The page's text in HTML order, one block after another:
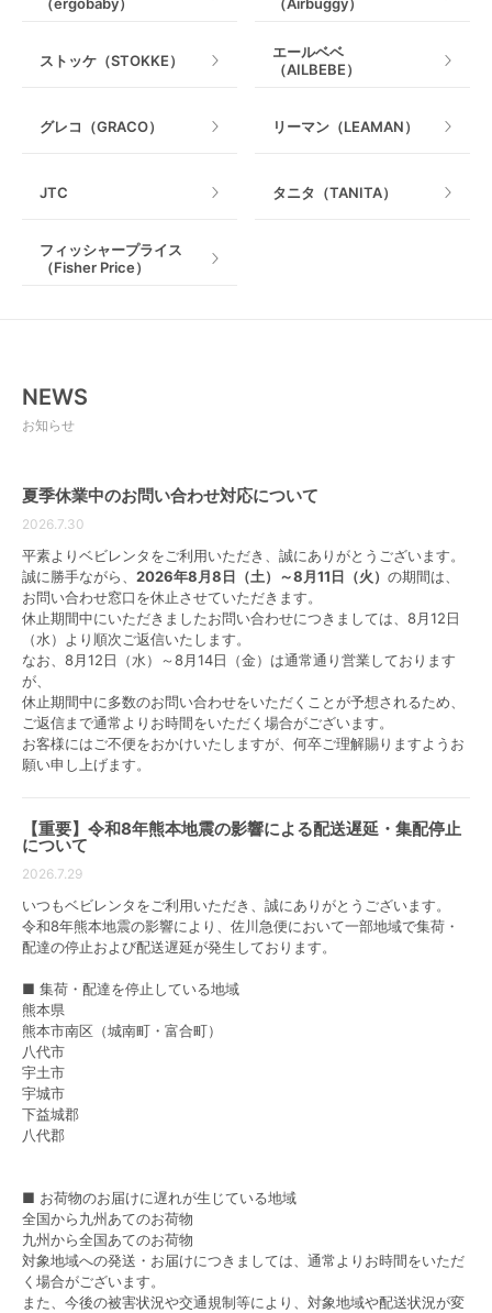
やメーカーはレンタルとして取り扱っていない場合も
あます。
汚れが気になるかもしれません。レンタルショップに
よっては、ベビー用品の清潔さ・安全性を確保するた
もあります。どうしても気になるのであれば、少し割
高にはなりますが、新品をレンタルできるレンタルシ
長期間または複数の子供が使用する予定のベビー用品
に対しては、購入のほうがお得となるケースがありま
回す方が借りるよりもコスパ的によく、費用を抑える
ことができます。
信頼できるベビー用品レンタルショップを見つけるた
めには、レビューを読んだり知り合いから紹介しても
らうなどして、しっかりと事前に調査を行うのがおす
すめです。
▼こちらでもっと詳しく解説しています▼
は？購入とレンタルで後悔しない方法を解説
レンタルが安いベビー用品！選び方もご紹
ベビー用品はサイズや仕様が様々なので、ご家庭の使
用目的に合わせて選ぶのがおすすめです。
にご紹介します。
ベビーベッド
ベビーベッドはベビー用品の中でも購入を悩む人が多
いアイテムですが、赤ちゃんが快適で安全な環境で過
ごすために大切なものです。しかし、つかまり立ちを
始める半年ごろには使用をやめるママがほとんどで
す。その為、ベビーベッドは購入するよりレンタルす
るほうがおすすめです。
部屋の床上10cmまでは、目に見えないほどの埃やダニ
などハウスダストが潜んでいると言われており、ベビ
ーベッドはそれらから赤ちゃんを守る役割を果たして
います。
ベビーベッドを選ぶ際は以下の点をチェックしておく
ストッケ（STOKKE）
エールベベ
（AILBEBE）
グレコ（GRACO） リーマン（LEAMAN）
JTC タニタ（TANITA）
フィッシャープライス
（Fisher Price）
NEWS
お知らせ
夏季休業中のお問い合わせ対応について
2026.7.30
平素よりベビレンタをご利用いただき、誠にありがとうございます。
誠に勝手ながら、 2026年8月8日（土）～8月11日（火） の期間は、
お問い合わせ窓口を休止させていただきます。
休止期間中にいただきましたお問い合わせにつきましては、8月12日
（水）より順次ご返信いたします。
なお、8月12日（水）～8月14日（金）は通常通り営業しております
が、
休止期間中に多数のお問い合わせをいただくことが予想されるため、
ご返信まで通常よりお時間をいただく場合がございます。
お客様にはご不便をおかけいたしますが、何卒ご理解賜りますようお
願い申し上げます。
【重要】令和8年熊本地震の影響による配送遅延・集配停止
について
2026.7.29
いつもベビレンタをご利用いただき、誠にありがとうございます。
令和8年熊本地震の影響により、佐川急便において一部地域で集荷・
配達の停止および配送遅延が発生しております。
■ 集荷・配達を停止している地域
熊本県
熊本市南区（城南町・富合町）
八代市
宇土市
宇城市
下益城郡
八代郡
■ お荷物のお届けに遅れが生じている地域
全国から九州あてのお荷物
九州から全国あてのお荷物
対象地域への発送・お届けにつきましては、通常よりお時間をいただ
く場合がございます。
また、今後の被害状況や交通規制等により、対象地域や配送状況が変